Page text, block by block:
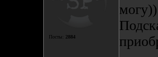
Посты: 2884
могу))